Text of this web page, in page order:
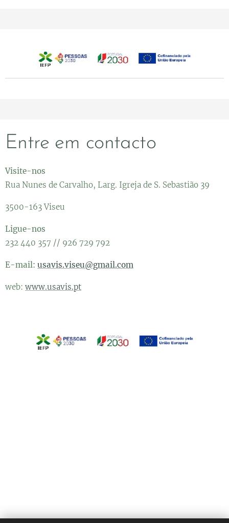
Entre em contacto
Visite-nos
Rua Nunes de Carvalho, Larg. Igreja de S. Sebastião 39
3500-163 Viseu
Ligue-nos
232 440 357 // 926 729 792
E-mail: usavis.viseu@gmail.com
web: www.usavis.pt